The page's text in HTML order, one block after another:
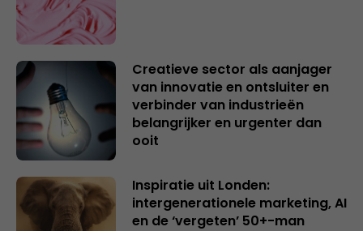
Creatieve sector als aanjager
van innovatie en ontsluiter en
verbinder van industrieën
belangrijker en urgenter dan
ooit
Inspiratie uit Londen:
intergenerationele marketing, AI
en de ‘vergeten’ 50+-man